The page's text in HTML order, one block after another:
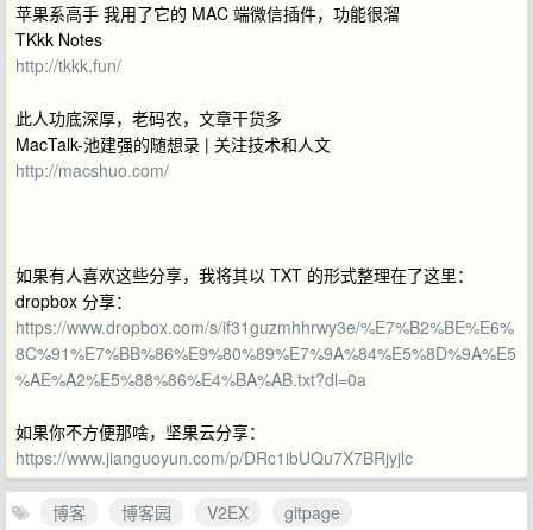
苹果系高手 我用了它的 MAC 端微信插件，功能很溜
TKkk Notes
http://tkkk.fun/
此人功底深厚，老码农，文章干货多
MacTalk-池建强的随想录 | 关注技术和人文
http://macshuo.com/
如果有人喜欢这些分享，我将其以 TXT 的形式整理在了这里：
dropbox 分享：
https://www.dropbox.com/s/if31guzmhhrwy3e/%E7%B2%BE%E6%
8C%91%E7%BB%86%E9%80%89%E7%9A%84%E5%8D%9A%E5
%AE%A2%E5%88%86%E4%BA%AB.txt?dl=0a
如果你不方便那啥，坚果云分享：
https://www.jianguoyun.com/p/DRc1ibUQu7X7BRjyjlc
博客 博客园 V2EX
gitpage